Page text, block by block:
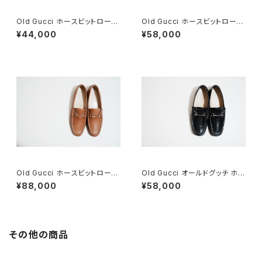
Old Gucci ホースビットローフ
ァー 6.5B スエードBK
¥44,000
Old Gucci ホースビットローフ
ァー 36C Navy Suede
¥58,000
Old Gucci ホースビットローフ
ァー 38.5C tan ほぼDeadsto
ck
¥88,000
Old Gucci オールドグッチ ホー
スビットローファー 40 E Black
¥58,000
その他の商品